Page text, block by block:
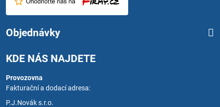
Objednávky
KDE NÁS NAJDETE
Provozovna
Fakturační a dodací adresa:
P.J.Novák s.r.o.